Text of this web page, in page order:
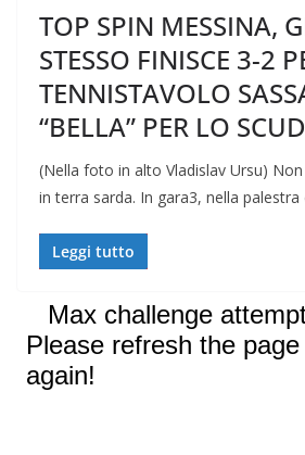
TOP SPIN MESSINA,
STESSO FINISCE 3-2
TENNISTAVOLO
“BELLA” PER LO
(Nella foto in alto Vladislav Ursu) Non
in terra sarda. In gara3, nella palestra
Leggi tutto